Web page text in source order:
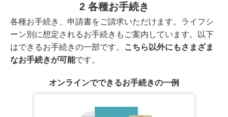
2 各種お手続き
各種お手続き、申請書をご請求いただけます。ライフシ
ーン別に想定されるお手続きもご案内しています。以下
はできるお手続きの一部です。
こちら以外にもさまざま
なお手続きが可能です。
オンラインでできるお手続きの一例